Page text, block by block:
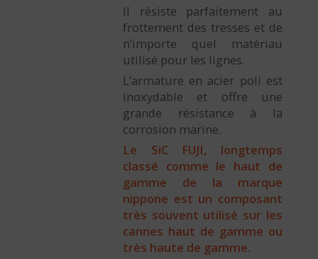
Il résiste parfaitement au
frottement des tresses et de
n’importe quel matériau
utilisé pour les lignes.
L’armature en acier poli est
inoxydable et offre une
grande résistance à la
corrosion marine.
Le SiC FUJI, longtemps
classé comme le haut de
gamme de la marque
nippone est un composant
très souvent utilisé sur les
cannes haut de gamme ou
très haute de gamme.